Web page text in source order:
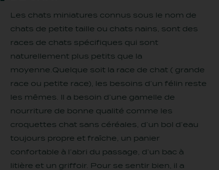
Les chats miniatures connus sous le nom de
chats de petite taille ou chats nains, sont des
races de chats spécifiques qui sont
naturellement plus petits que la
moyenne.Quelque soit la race de chat ( grande
race ou petite race), les besoins d’un félin reste
les mêmes. Il a besoin d’une gamelle de
nourriture de bonne qualité comme les
croquettes chat sans céréales, d’un bol d’eau
toujours propre et fraîche, un panier
confortable à l’abri du passage, d’un bac à
litière et un griffoir. Pour se sentir bien, il a